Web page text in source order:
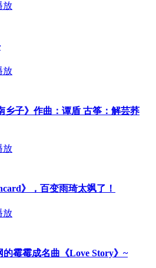
放
放
乡子》作曲：谭盾 古筝：解芸荞
放
》，百变雨琦太飒了！
放
霉霉成名曲《Love Story》~